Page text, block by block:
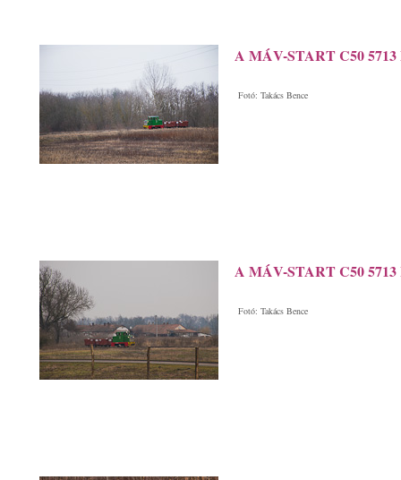
A MÁV-START C50 5713
Fotó: Takács Bence
A MÁV-START C50 5713
Fotó: Takács Bence